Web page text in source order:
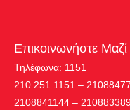
Επικοινωνήστε
Τηλέφωνα: 1151
210 251 1151 –
2108841144 –